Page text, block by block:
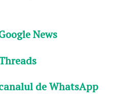
News
de WhatsApp